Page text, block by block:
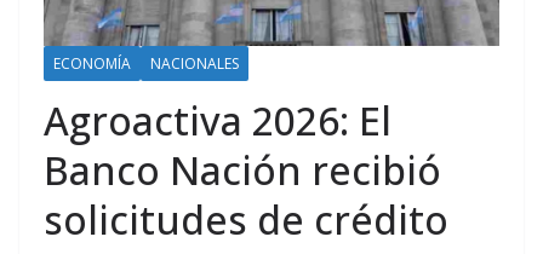
ECONOMÍA NACIONALES
Agroactiva 2026: El
Banco Nación recibió
solicitudes de crédito